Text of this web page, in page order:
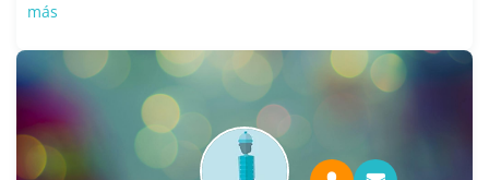
más